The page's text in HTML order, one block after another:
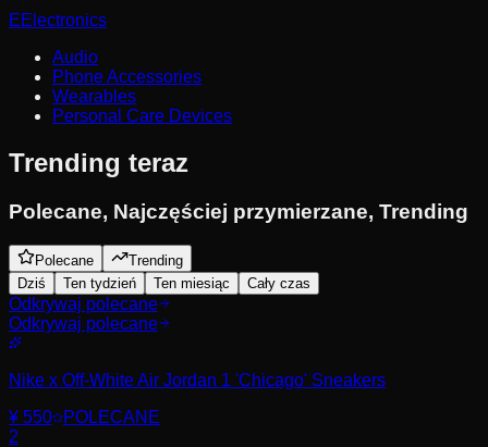
EElectronics
Audio
Phone Accessories
Wearables
Personal Care Devices
Trending teraz
Polecane, Najczęściej przymierzane, Trending
Polecane
Trending
Dziś
Ten tydzień Ten miesiąc Cały czas
Odkrywaj polecane
Odkrywaj polecane
Nike x Off-White Air Jordan 1 'Chicago' Sneakers
¥ 550
POLECANE
2